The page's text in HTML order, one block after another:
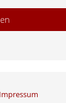
Impressum